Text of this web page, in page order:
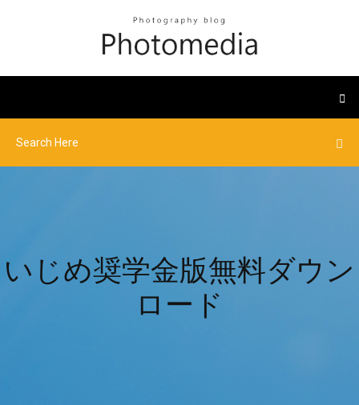
いじめ奨学金版無料ダウン
ロード